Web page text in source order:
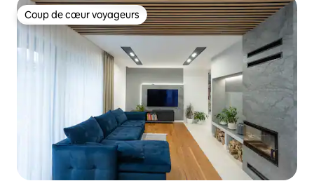
Coup de cœur voyageurs
Coup de cœur voyageurs